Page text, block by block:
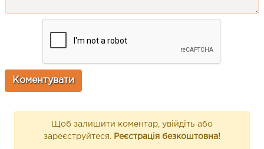
Щоб залишити коментар, увійдіть або
зареєструйтеся. Реєстрація безкоштовна!